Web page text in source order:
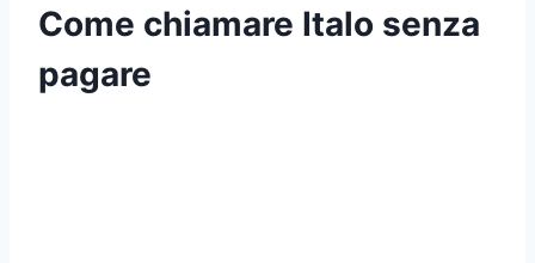
Come chiamare Italo senza
pagare